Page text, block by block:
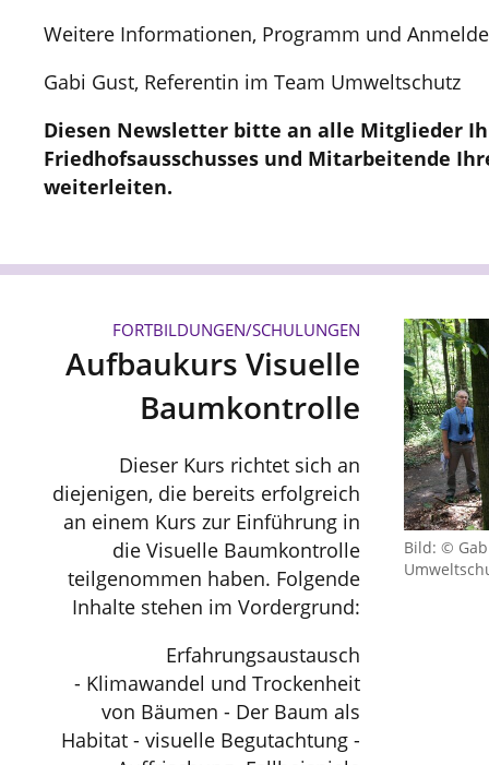
Weitere Informationen, Programm und
Gabi Gust, Referentin im Team Umweltschutz
Diesen Newsletter bitte an alle Mitglieder
Friedhofsausschusses und Mitarbeitende
weiterleiten.
FORTBILDUNGEN/SCHULUNGEN
Aufbaukurs Visuelle
Baumkontrolle
Dieser Kurs richtet sich an
diejenigen, die bereits erfolgreich
an einem Kurs zur Einführung in
die Visuelle Baumkontrolle
teilgenommen haben. Folgende
Inhalte stehen im Vordergrund:
Erfahrungsaustausch
- Klimawandel und Trockenheit
von Bäumen - Der Baum als
Habitat - visuelle Begutachtung -
Bild: ©